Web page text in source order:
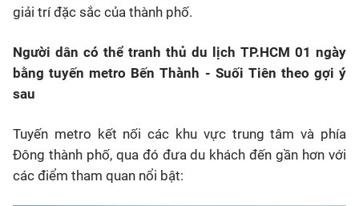
giải trí đặc sắc của thành phố.
Người dân có thể tranh thủ du lịch TP.HCM 01 ngày
bằng tuyến metro Bến Thành - Suối Tiên theo gợi ý
sau
Tuyến metro kết nối các khu vực trung tâm và phía
Đông thành phố, qua đó đưa du khách đến gần hơn với
các điểm tham quan nổi bật: